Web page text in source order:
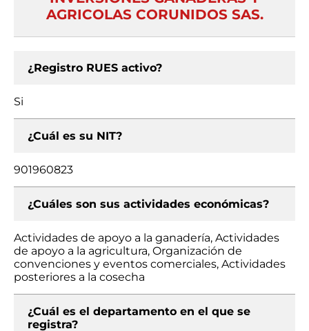
AGRICOLAS CORUNIDOS SAS.
¿Registro RUES activo?
Si
¿Cuál es su NIT?
901960823
¿Cuáles son sus actividades económicas?
Actividades de apoyo a la ganadería, Actividades
de apoyo a la agricultura, Organización de
convenciones y eventos comerciales, Actividades
posteriores a la cosecha
¿Cuál es el departamento en el que se
registra?